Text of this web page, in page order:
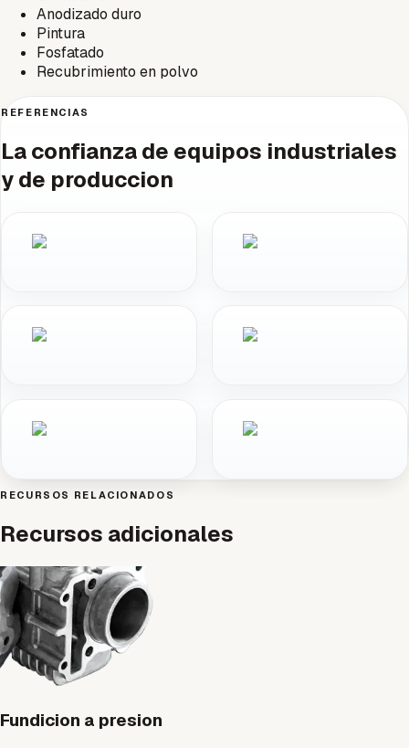
Anodizado duro
Pintura
Fosfatado
Recubrimiento en polvo
REFERENCIAS
La confianza de equipos industriales
y de produccion
RECURSOS RELACIONADOS
Recursos adicionales
Fundicion a presion